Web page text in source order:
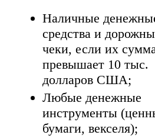
Наличные
средства и
чеки, если их
превышает 10 тыс.
долларов США;
Любые денежные
инструменты
бумаги, векселя);